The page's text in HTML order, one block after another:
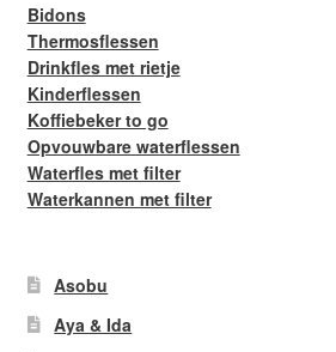
Bidons
Thermosflessen
Drinkfles met rietje
Kinderflessen
Koffiebeker to go
Opvouwbare waterflessen
Waterfles met filter
Waterkannen met filter
Asobu
Aya & Ida